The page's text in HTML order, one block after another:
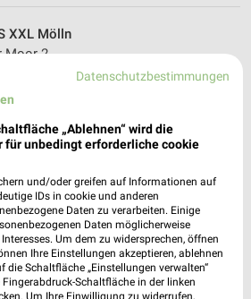
❯
XXL Mölln
Moor 2
Parchim Weststar GmbH
Str. 29
Wismar Weststar GmbH
Str. 48
Datenschutzbestimmungen
„Ablehnen“ wird die
für unbedingt erforderliche cookie
und/oder greifen auf Informationen auf
IDs in cookie und anderen
Daten zu verarbeiten. Einige
Daten möglicherweise
Um dem zu widersprechen, öffnen
Ihre Einstellungen akzeptieren, ablehnen
die Schaltfläche „Einstellungen verwalten“
Schaltfläche in der linken
Um Ihre Einwilligung zu widerrufen,